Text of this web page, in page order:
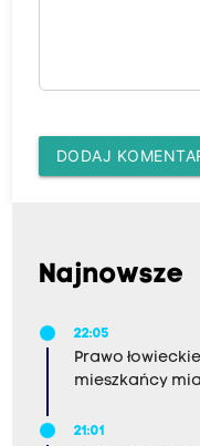
DODAJ
Najnowsze
22:05
Prawo
mieszkańcy
21:01